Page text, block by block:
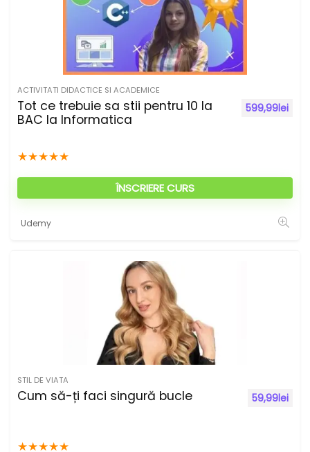
ACTIVITATI DIDACTICE SI ACADEMICE
Tot ce trebuie sa stii pentru 10 la
BAC la Informatica
★★★★★
599,99lei
ÎNSCRIERE CURS
Udemy
STIL DE VIATA
Cum să-ți faci singură bucle
★★★★★
59,99lei